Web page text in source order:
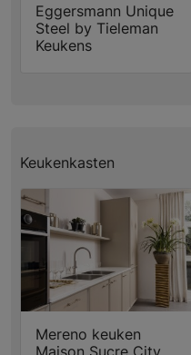
Eggersmann Unique
Steel by Tieleman
Keukens
Keukenkasten
Mereno keuken